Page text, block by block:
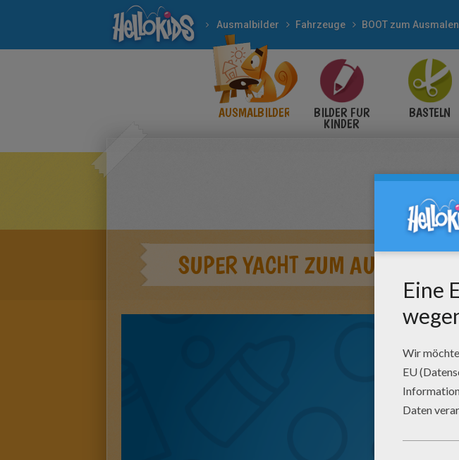
Ausmalbilder Fahrzeuge BOOT zum Ausmalen
AUSMALBILDER BILDER FÜR
KINDER
BASTELN
SUPER YACHT ZUM AUSMALEN